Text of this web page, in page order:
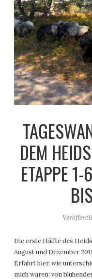
DEM
ETAPPE
Die erste Hälfte des
August und Dezember
Erfahrt hier, wie
mich waren: von